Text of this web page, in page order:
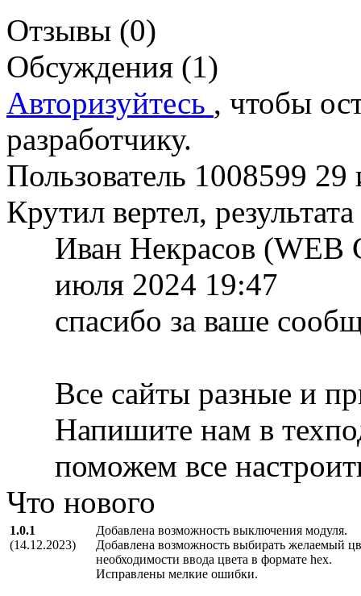
Отзывы (0)
Обсуждения (1)
Авторизуйтесь , чтобы
разработчику.
Пользователь 1008599 29
Крутил вертел,
Иван Некрасов
июля 2024 19:47
спасибо за ваше
Все сайты разные и
Напишите нам в
поможем все
Что нового
1.0.1
(14.12.2023)
Добавлена возможность выключения модуля.
Добавлена возможность выбирать желаемый
необходимости ввода цвета в формате hex.
Исправлены мелкие ошибки.